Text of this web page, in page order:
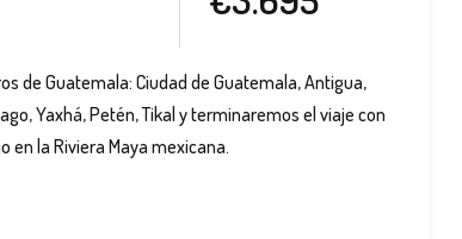
de Guatemala: Ciudad de Guatemala, Antigua,
Yaxhá, Petén, Tikal y terminaremos el viaje con
en la Riviera Maya mexicana.